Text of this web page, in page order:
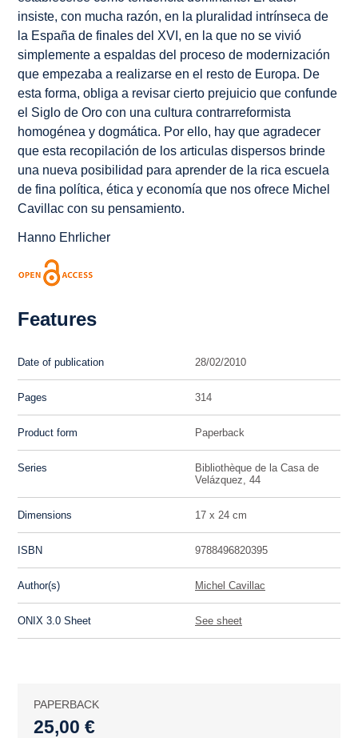
insiste, con mucha razón, en la pluralidad intrínseca de
la España de finales del XVI, en la que no se vivió
simplemente a espaldas del proceso de modernización
que empezaba a realizarse en el resto de Europa. De
esta forma, obliga a revisar cierto prejuicio que confunde
el Siglo de Oro con una cultura contrarreformista
homogénea y dogmática. Por ello, hay que agradecer
que esta recopilación de los articulas dispersos brinde
una nueva posibilidad para aprender de la rica escuela
de fina política, ética y economía que nos ofrece Michel
Cavillac con su pensamiento.
Hanno Ehrlicher
Features
Date of publication 28/02/2010
Pages 314
Product form Paperback
Series
Bibliothèque de la Casa de
Velázquez, 44
Dimensions 17 x 24 cm
ISBN 9788496820395
Author(s) Michel Cavillac
ONIX 3.0 Sheet See sheet
PAPERBACK
25,00 €